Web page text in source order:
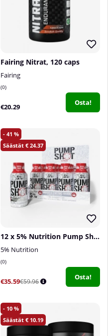
Fairing Nitrat, 120 caps
Fairing
0
€20.29 Osta!
41
24.37
12 x 5% Nutrition Pump Shot, 59 ml
5% Nutrition
0
€35.59€59.96
Osta!
10
10.19